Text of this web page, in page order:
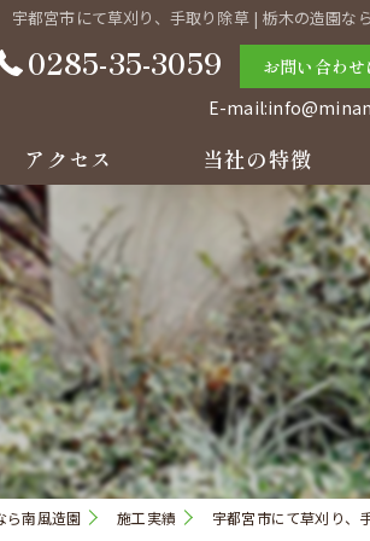
宇都宮市にて草刈り、手取り除草 | 栃木の造園な
0285-35-3059
お問い合わせ
E-
アクセス 当社の特徴
草刈り
剪定
リフォーム
見積り
ら南風造園 施工実績 宇都宮市にて草刈り、